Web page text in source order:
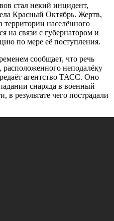
стал некий инцидент,
Красный Октябрь. Жертв,
населённого
на связи с губернатором и
по мере её поступления.
сообщает, что речь
расположенного неподалёку
агентство ТАСС. Оно
снаряда в военный
в результате чего пострадали